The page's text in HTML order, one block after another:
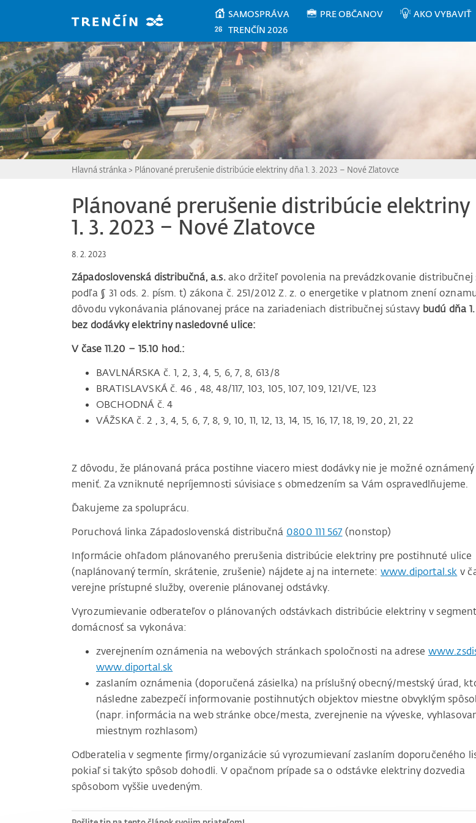
SAMOSPRÁVA PRE OBČANOV AKO VYBAVIŤ
TRENČÍN 2026
Hlavná stránka > Plánované prerušenie distribúcie elektriny dňa 1. 3. 2023 – Nové Zlatovce
Plánované prerušenie distribúcie elektriny
1. 3. 2023 – Nové Zlatovce
8. 2. 2023
Západoslovenská distribučná, a.s.ako držiteľ povolenia na prevádzkovanie distribučnej
podľa § 31 ods. 2. písm. t) zákona č. 251/2012 Z. z. o energetike v platnom znení
dôvodu vykonávania plánovanej práce na zariadeniach distribučnej sústavy budú dňa
bez dodávky elektriny nasledovné ulice:
V čase 11.20 – 15.10 hod.:
BAVLNÁRSKA č. 1, 2, 3, 4, 5, 6, 7, 8, 613/8
BRATISLAVSKÁ č. 46 , 48, 48/117, 103, 105, 107, 109, 121/VE, 123
OBCHODNÁ č. 4
VÁŽSKA č. 2 , 3, 4, 5, 6, 7, 8, 9, 10, 11, 12, 13, 14, 15, 16, 17, 18, 19, 20, 21, 22
Z dôvodu, že plánovaná práca postihne viacero miest dodávky nie je možné
meniť. Za vzniknuté nepríjemnosti súvisiace s obmedzením sa Vám ospravedlňujeme.
Ďakujeme za spoluprácu.
Poruchová linka Západoslovenská distribučná 0800 111 567 (nonstop)
Informácie ohľadom plánovaného prerušenia distribúcie elektriny pre postihnuté ulice
(naplánovaný termín, skrátenie, zrušenie) nájdete aj na internete: www.diportal.sk v
verejne prístupné služby, overenie plánovanej odstávky.
Vyrozumievanie odberateľov o plánovaných odstávkach distribúcie elektriny v
domácnosť sa vykonáva:
zverejnením oznámenia na webových stránkach spoločnosti na adrese
www.diportal.sk
zaslaním oznámenia (doporučená zásielka) na príslušný obecný/mestský úrad,
následne zabezpečí informovanie postihnutých objektov miestne obvyklým
(napr. informácia na web stránke obce/mesta, zverejnenie na výveske,
miestnym rozhlasom)
Odberatelia v segmente firmy/organizácie sú vyrozumievaní zaslaním doporučeného
pokiaľ si takýto spôsob dohodli. V opačnom prípade sa o odstávke elektriny dozvedia
spôsobom vyššie uvedeným.